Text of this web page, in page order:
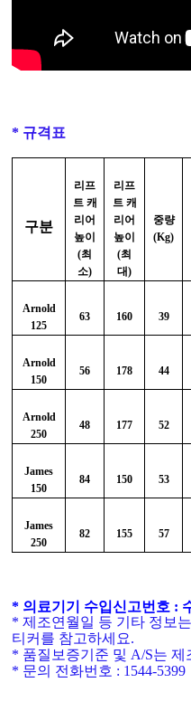
* 규격표
구분
리프
트 캐
리어
높이
(최
소)
리프
트 캐
리어
높이
(최
대)
중량
(Kg)
Arnold
125
63 160 39
Arnold
150
56 178 44
Arnold
250
48 177 52
James
150
84 150 53
James
250
82 155 57
* 의료기기 수입신고번호 :
* 제조연월일 등 기타 정보
티커를 참고하세요.
* 품질보증기준 및 A/S는
* 문의 전화번호 : 1544-5399